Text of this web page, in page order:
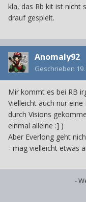
kla, das Rb kit ist nicht
drauf gespielt.
Anomaly92
Geschrieben
Mir kommt es bei RB
Vielleicht auch nur
durch Visions
einmal alleine :] )
Aber Everlong geht
- mag vielleicht etwas
-